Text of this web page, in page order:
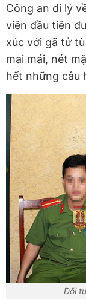
Công an di lý
viên đầu tiên
xúc với gã tử
mai mái, nét
hết những câu
Đối